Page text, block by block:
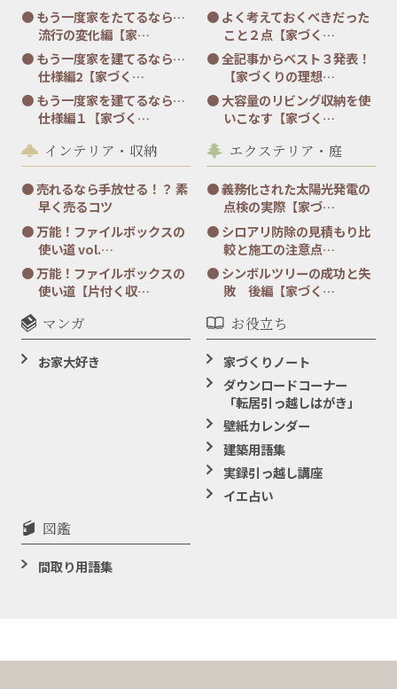
もう一度家をたてるなら…
流行の変化編【家…
もう一度家を建てるなら…
仕様編2【家づく…
もう一度家を建てるなら…
仕様編１【家づく…
よく考えておくべきだった
こと２点【家づく…
全記事からベスト３発表！
【家づくりの理想…
大容量のリビング収納を使
いこなす【家づく…
インテリア・収納
売れるなら手放せる！？ 素
早く売るコツ
万能！ファイルボックスの
使い道 vol.…
万能！ファイルボックスの
使い道【片付く収…
エクステリア・庭
義務化された太陽光発電の
点検の実際【家づ…
シロアリ防除の見積もり比
較と施工の注意点…
シンボルツリーの成功と失
敗 後編【家づく…
マンガ
お家大好き
お役立ち
家づくりノート
ダウンロードコーナー
「転居引っ越しはがき」
壁紙カレンダー
建築用語集
実録引っ越し講座
イエ占い
図鑑
間取り用語集